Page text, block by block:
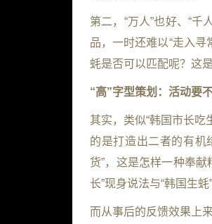
第二，“万人”也好、“
品，一时还难以“走入
蚝是否可以匹配呢？这
“高”字型策划：活动要
其实，类似“韩国市长吃
的是打造出二者的有机
货”，这是怎样一种奉
长”现身说法与“韩国生
而从事后的反馈效果上